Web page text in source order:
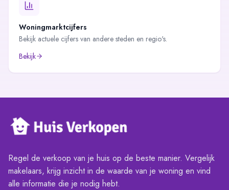
Woningmarktcijfers
Bekijk actuele cijfers van andere steden en regio's.
Bekijk
Regel de verkoop van je huis op de beste manier. Vergelijk
makelaars, krijg inzicht in de waarde van je woning en vind
alle informatie die je nodig hebt.